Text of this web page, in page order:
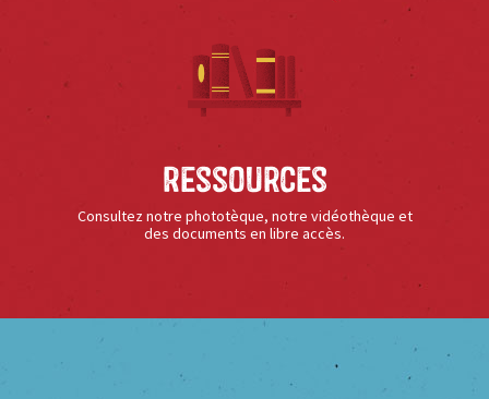
Ressources
Consultez notre phototèque, notre vidéothèque et
des documents en libre accès.